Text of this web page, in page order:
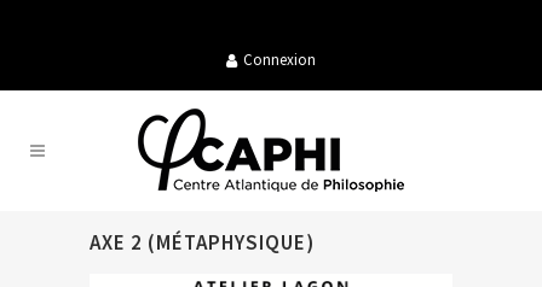
Connexion
AXE 2 (MÉTAPHYSIQUE)